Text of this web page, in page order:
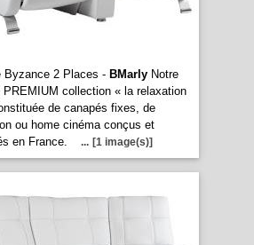
Byzance 2 Places - BMarlyNotre
PREMIUM collection « la relaxation
de canapés fixes, de
ou home cinéma conçus et
en France.
... [1 image(s)]